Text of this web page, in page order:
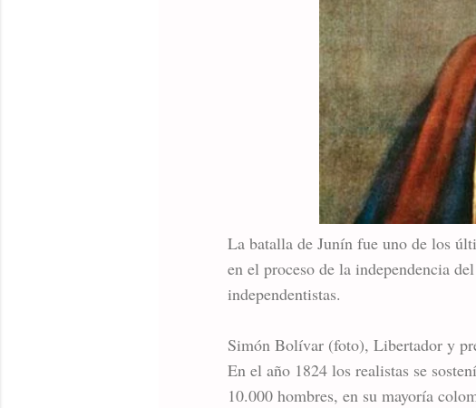
La batalla de Junín fue uno de los
en el proceso de la independencia
independentistas.
Simón Bolívar (foto), Libertador y
En el año 1824 los realistas se
10.000 hombres, en su mayoría